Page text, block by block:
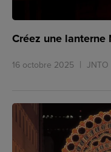
Créez une lanterne
16 octobre 2025 JNTO